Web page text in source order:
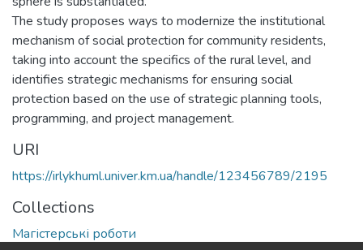
The study proposes ways to modernize the institutional
mechanism of social protection for community residents,
taking into account the specifics of the rural level, and
identifies strategic mechanisms for ensuring social
protection based on the use of strategic planning tools,
programming, and project management.
URI
https://irlykhuml.univer.km.ua/handle/123456789/2195
Collections
Магістерські роботи